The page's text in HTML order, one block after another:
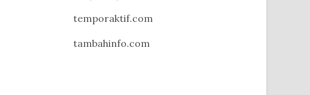
temporaktif.com
tambahinfo.com